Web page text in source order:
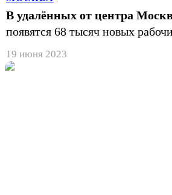
В удалённых от центра
появятся 68 тысяч новых
19 июня 2023